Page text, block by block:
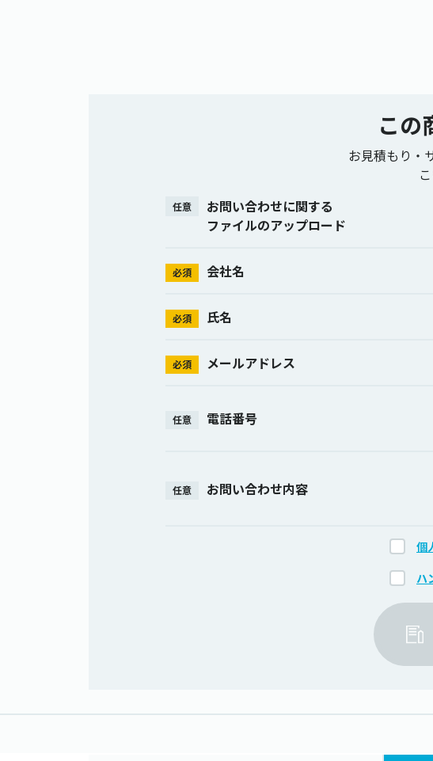
この
お見積もり・
任意
お問い合わせに関する
ファイルのアップロード
必須 会社名
必須 氏名
必須 メールアドレス
任意 電話番号
任意 お問い合わせ内容
個
ハ